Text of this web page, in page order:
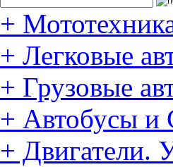
+
+ Легковые
+ Грузовые
+ Автобусы и
+ Двигатели.